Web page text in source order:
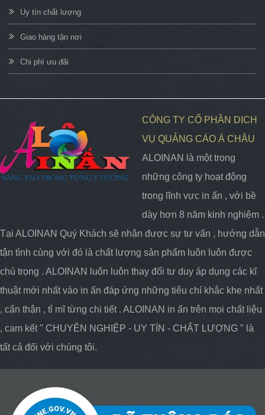
Uy tín chất lượng
Giao hàng tận nơi
Chi phí ưu đãi
CÔNG TY CỔ PHẦN DỊCH
VỤ QUẢNG CÁO Á CHÂU
ALOINAN là một trong
những công ty hoạt động
trong lĩnh vực in ấn , với bề
dày hơn 8 năm kinh nghiệm .
Tại ALOINAN Quý Khách sẽ nhận được sự tư vấn , hướng dẫn
tận tình cùng với đó là chất lượng sản phẩm luôn luôn được
chú trọng . ALOINAN luôn luôn thay đổi tư duy áp dụng các kĩ
thuật mới nhất vào in ấn đáp ứng những tiêu chí khắc khe nhất
, cẩn thận , tỉ mĩ từng chi tiết . ALOINAN in ấn trên mọi chất liệu
, cam kết " CHUYÊN NGHIỆP - UY TÍN - CHẤT LƯỢNG " là
tất cả đối với chúng tôi.